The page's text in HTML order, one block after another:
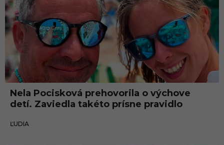
Nela Pocisková prehovorila o výchove
detí. Zaviedla takéto prísne pravidlo
ĽUDIA